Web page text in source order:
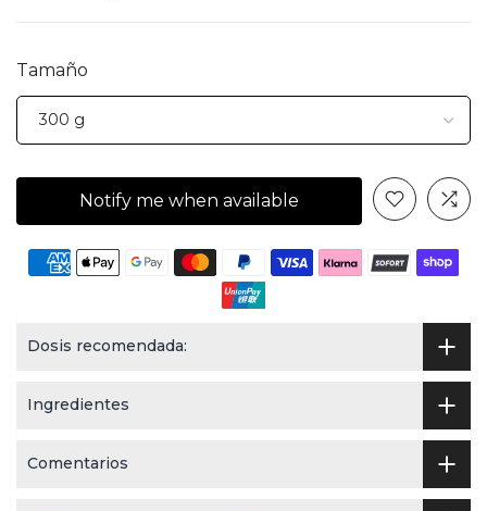
Tamaño
Notify me when available
Dosis recomendada:
Ingredientes
Comentarios